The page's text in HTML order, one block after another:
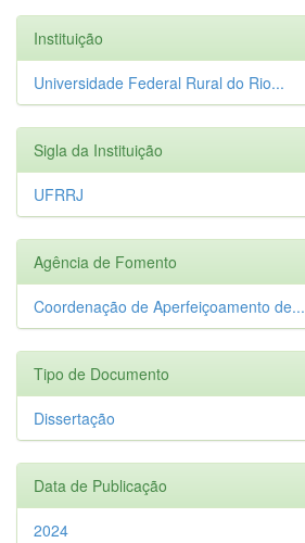
Instituição
Universidade Federal Rural do Rio...
Sigla da Instituição
UFRRJ
Agência de Fomento
Coordenação de Aperfeiçoamento de...
Tipo de Documento
Dissertação
Data de Publicação
2024